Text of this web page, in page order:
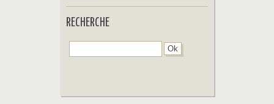
RECHERCHE